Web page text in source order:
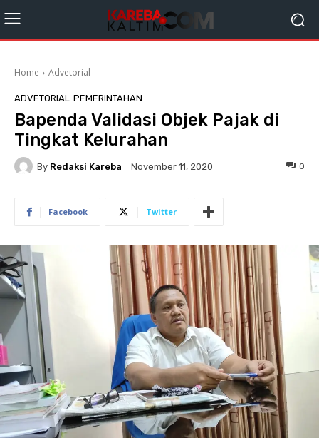
Home Advetorial
ADVETORIAL PEMERINTAHAN
Bapenda Validasi Objek Pajak di
Tingkat Kelurahan
By Redaksi Kareba November 11, 2020 0
Facebook Twitter